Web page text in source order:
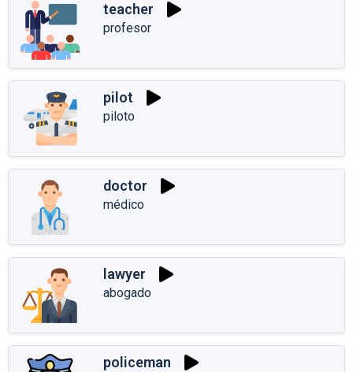
teacher
profesor
pilot
piloto
doctor
médico
lawyer
abogado
policeman